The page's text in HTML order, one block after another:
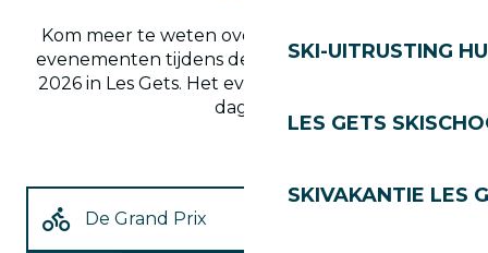
SKI-UITRUSTING
LES GETS
SKIVAKANTIE LES
Kom meer te weten over de twee categorieën
evenementen tijdens de Grand Prix wielrennen
2026 in Les Gets. Het evenement duurt 3 halve
dagen.
De Grand Prix